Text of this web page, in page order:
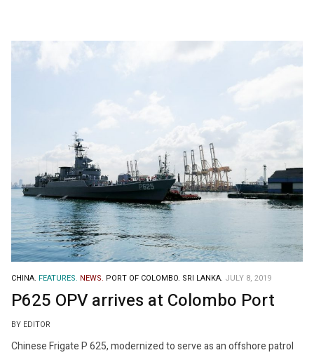
CHINA. FEATURES. NEWS. PORT OF COLOMBO. SRI LANKA. JULY 8, 2019
P625 OPV arrives at Colombo Port
BY EDITOR
Chinese Frigate P 625, modernized to serve as an offshore patrol